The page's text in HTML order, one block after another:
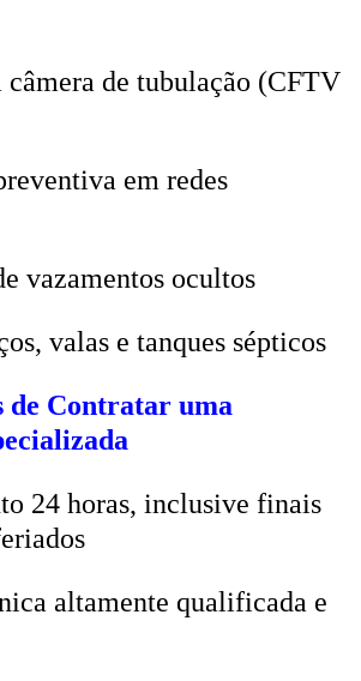
câmera de tubulação (CFTV
em redes
vazamentos ocultos
valas e tanques sépticos
de Contratar uma
24 horas, inclusive finais
altamente qualificada e